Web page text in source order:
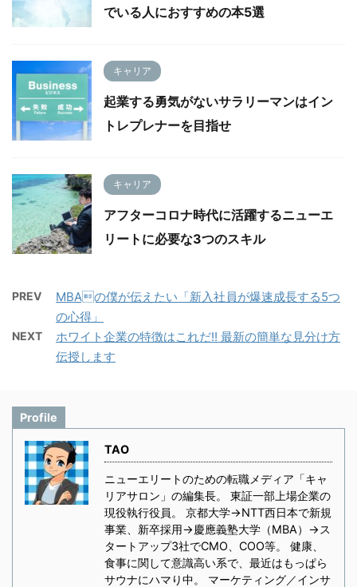
でいる人におすすめの本5選
キャリア
起業する勇気がないサラリーマンはイン
トレプレナーを目指せ
キャリア
アフターコロナ時代に活躍するニューエ
リートに必要な3つのスキル
PREV
MBAの僕が伝えたい「新入社員が爆速成長する5つ
の心得」
NEXT
ホワイト企業の特徴はこれだ!! 最新の簡単な見分け方
伝授します
Profile
TAO
ニューエリートのための転職メディア「キャ
リアサロン」の編集長。 東証一部上場企業の
現役執行役員。 京都大学→NTT西日本で新規
事業、新卒採用→慶應義塾大学（MBA）→ス
タートアップ3社でCMO、COO等。 健康、
食事に関して意識高い系で、最近はもっぱら
サウナにハマり中。 マーケティング／インサ